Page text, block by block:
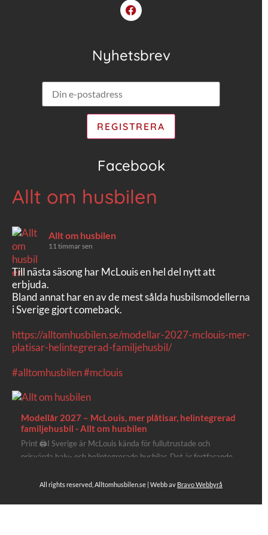
Nyhetsbrev
Facebook
Allt om husbilen
Allt om husbilen
11 timmar sen
Till nästa säsong har McLouis en hel del nytt att
erbjuda.
Bland annat har en av de mest sålda husbilsmodellerna
i Sverige gjort comeback.
https://alltomhusbilen.se/modellar-2027-mclouis-mer-
platisar-helintegrerad-familjehusbil/
#alltomhusbilen#mclouis
Modellår 2027 – McLouis, mer plåtisar, helintegrerad
familjehusbil - Allt om husbilen
Print 🖨I Sverige är McLouis kända för fullutrustade och
prisvärda halv- och helintegrerade husbilar. Det är fortfarande
plåtisutbud lite extra kärlek med hela 3 nya utrustningsnivåer.
All rights reserved, Alltomhusbilen.se | Webb av Bravo Webbyrå